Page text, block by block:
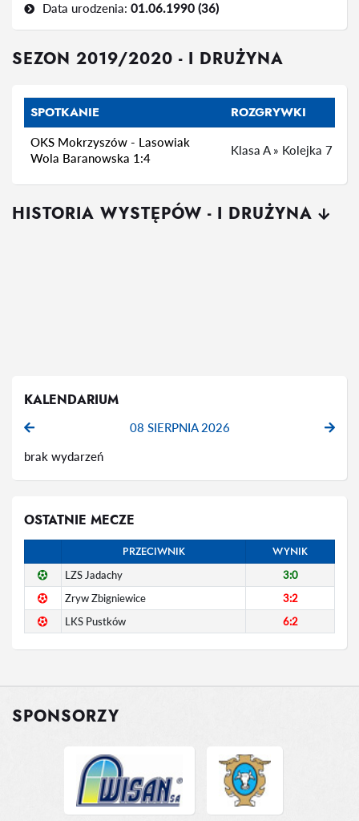
Data urodzenia: 01.06.1990 (36)
SEZON 2019/2020 - I DRUŻYNA
SPOTKANIE ROZGRYWKI
OKS Mokrzyszów - Lasowiak
Wola Baranowska 1:4
Klasa A » Kolejka 7
HISTORIA WYSTĘPÓW - I DRUŻYNA
KALENDARIUM
08 SIERPNIA 2026
brak wydarzeń
OSTATNIE MECZE
PRZECIWNIK WYNIK
LZS Jadachy
3:0
Zryw Zbigniewice
3:2
LKS Pustków
6:2
SPONSORZY